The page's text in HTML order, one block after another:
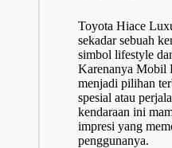
Toyota Hiace
sekadar sebuah
simbol lifestyle
Karenanya Mobil
menjadi pilihan
spesial atau
kendaraan ini
impresi yang
penggunanya.